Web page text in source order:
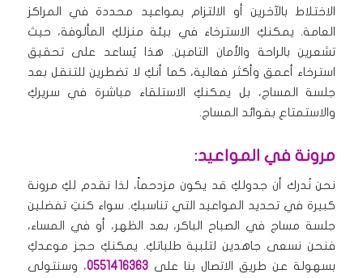
الاختلاط بالآخرين أو الالتزام بمواعيد محددة في المراكز
العامة. يمكنكِ الاسترخاء في بيئة منزلكِ المألوفة، حيث
تشعرين بالراحة والأمان التامين. هذا يُساعد على تحقيق
استرخاء أعمق وأكثر فعالية، كما أنكِ لا تضطرين للتنقل بعد
جلسة المساج، بل يمكنكِ الاستلقاء مباشرة في سريركِ
والاستمتاع بفوائد المساج.
مرونة في المواعيد:
نحن نُدرك أن جدولكِ قد يكون مزدحماً، لذا نقدم لكِ مرونة
كبيرة في تحديد المواعيد التي تناسبكِ. سواء كنتِ تفضلين
جلسة مساج في الصباح الباكر، بعد الظهر، أو في المساء،
فنحن نسعى جاهدين لتلبية طلباتكِ. يمكنكِ حجز موعدكِ
بسهولة عن طريق الاتصال بنا على0551416363، وسنتولى